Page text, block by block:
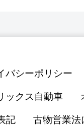
バシーポリシー
ックス自動車
記 古物営業法